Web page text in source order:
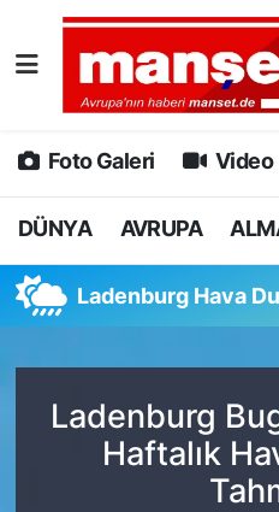
Foto Galeri Video
DÜNYA AVRUPA
Ladenburg Hava
Ladenburg
Haftalık
DÜNYA
AVRUPA
ALMANYA
SPOR
DEUTSCH
Nöbetçi Eczaneler
Hava Durumu
Namaz Vakitleri
Tüm Manşetler
Son Dakika Haberleri